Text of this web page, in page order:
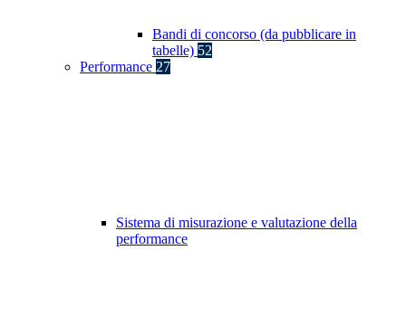
Bandi di concorso (da pubblicare in
tabelle) 52
Performance 27
Sistema di misurazione e valutazione della
performance